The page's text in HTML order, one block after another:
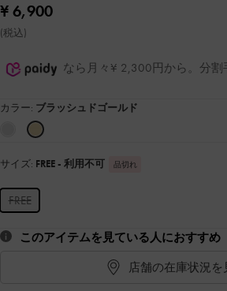
¥ 6,900
(税込)
なら月々¥ 2,300円から。分割
カラー: ブラッシュドゴールド
サイズ: FREE - 利用不可 品切れ
FREE
このアイテムを見ている人におすすめ
店舗の在庫状況を